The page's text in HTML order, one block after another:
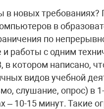
новых требованиях?
в
по
и работы с одним
в котором написано,
видов учебной
слушание, опрос) в
– 10-15 минут. Такие